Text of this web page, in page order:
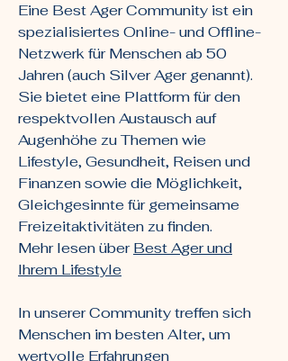
Eine Best Ager Community ist ein
spezialisiertes Online- und Offline-
Netzwerk für Menschen ab 50
Jahren (auch Silver Ager genannt).
Sie bietet eine Plattform für den
respektvollen Austausch auf
Augenhöhe zu Themen wie
Lifestyle, Gesundheit, Reisen und
Finanzen sowie die Möglichkeit,
Gleichgesinnte für gemeinsame
Freizeitaktivitäten zu finden.
Mehr lesen überBest Ager und
Ihrem Lifestyle
In unserer Community treffen sich
Menschen im besten Alter, um
wertvolle Erfahrungen